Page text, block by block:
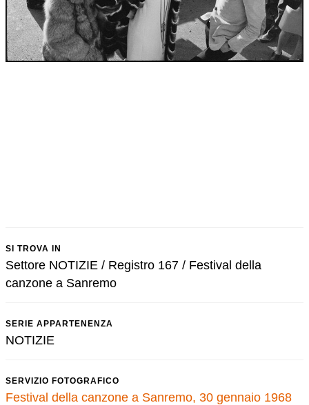
SI TROVA IN
Settore NOTIZIE / Registro 167 / Festival della
canzone a Sanremo
SERIE APPARTENENZA
NOTIZIE
SERVIZIO FOTOGRAFICO
Festival della canzone a Sanremo, 30 gennaio 1968